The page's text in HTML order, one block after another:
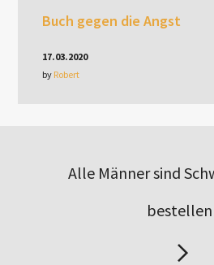
Buch gegen die Angst
17.03.2020
by Robert
Alle Männer sind